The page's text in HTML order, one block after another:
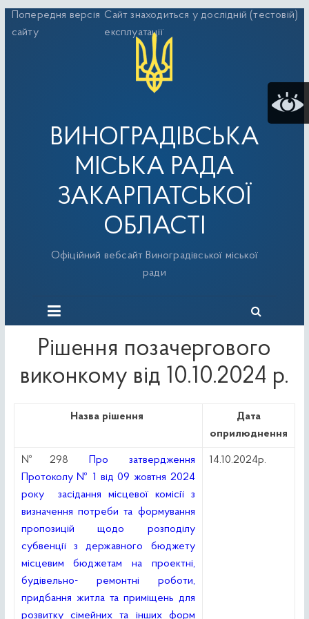
Перейти
до
Попередня версія
сайту
Сайт знаходиться у дослідній (тестовій)
експлуатації
ВИНОГРАДІВСЬКА
МІСЬКА РАДА
ЗАКАРПАТСЬКОЇ
ОБЛАСТІ
Офіційний вебсайт Виноградівської міської
ради
Рішення позачергового
виконкому від 10.10.2024 р.
Назва рішення
Дата
оприлюднення
№298
Про затвердження
Протоколу № 1 від 09 жовтня 2024
року засідання місцевої комісії з
визначення потреби та формування
пропозицій щодо розподілу
субвенції з державного бюджету
місцевим бюджетам на проектні,
будівельно- ремонтні роботи,
придбання житла та приміщень для
розвитку сімейних та інших форм
14.10.2024р.